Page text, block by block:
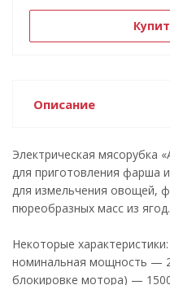
Описание
Электрическая мясорубка
для приготовления фарша
для измельчения овощей,
пюреобразных масс из ягод.
Некоторые характеристики:
номинальная мощность —
блокировке мотора) —